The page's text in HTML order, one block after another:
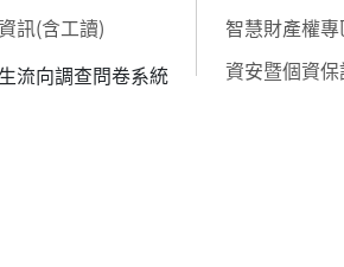
訊(含工讀)
流向調查問卷系統
智慧財產權專
資安暨個資